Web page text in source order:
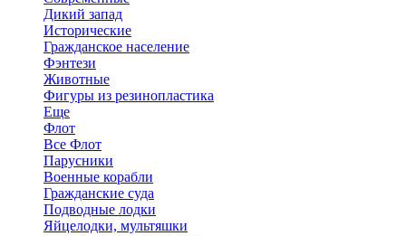
Дикий запад
Исторические
Гражданское население
Фэнтези
Животные
Фигуры из резинопластика
Еще
Флот
Все Флот
Парусники
Военные корабли
Гражданские суда
Подводные лодки
Яйцелодки, мультяшки